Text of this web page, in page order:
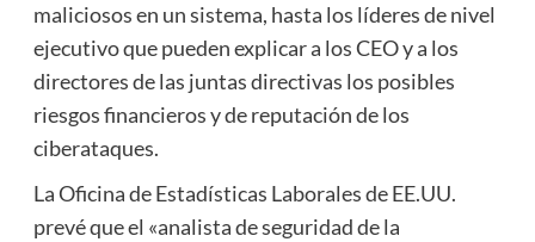
maliciosos en un sistema, hasta los líderes de nivel
ejecutivo que pueden explicar a los CEO y a los
directores de las juntas directivas los posibles
riesgos financieros y de reputación de los
ciberataques.
La Oficina de Estadísticas Laborales de EE.UU.
prevé que el «analista de seguridad de la